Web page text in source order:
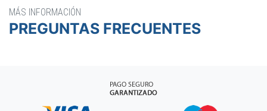
MÁS INFORMACIÓN
PREGUNTAS FRECUENTES